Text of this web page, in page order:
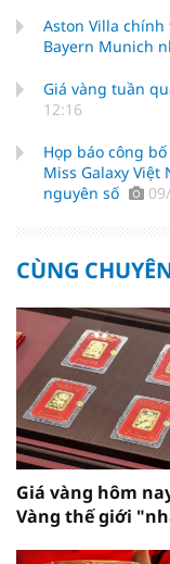
Aston Villa
Bayern Munich
Giá vàng tuần
12:16
Họp báo công
Miss Galaxy
nguyên số
CÙNG
Giá vàng hôm
Vàng thế giới